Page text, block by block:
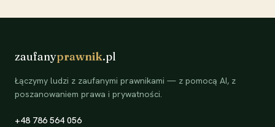
zaufanyprawnik.pl
Łączymy ludzi z zaufanymi prawnikami — z pomocą AI, z
poszanowaniem prawa i prywatności.
+48 786 564 056